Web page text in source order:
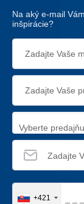
Na aký e-mail
inšpirácie?
Vyberte
+421